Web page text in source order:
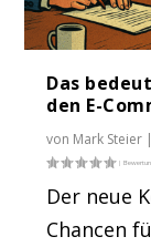
Das
den E-
von Mark Steier
Der neue
Chancen